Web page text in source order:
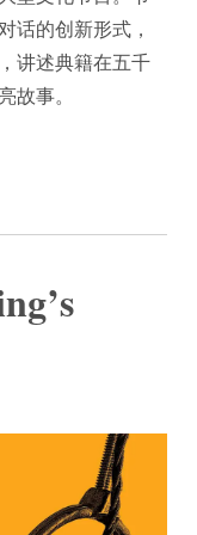
话的创新形式，
讲述典籍在五千
故事。